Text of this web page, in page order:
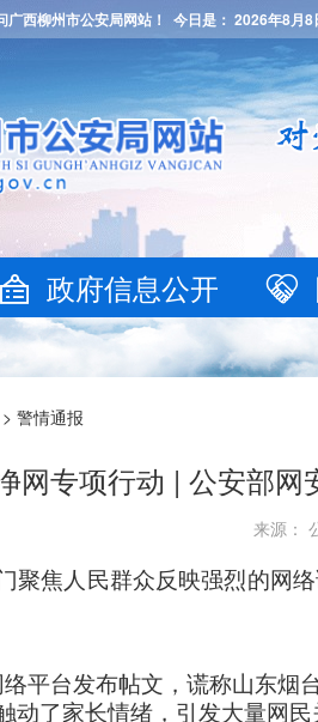
广西柳州市公安局网站！ 今日是： 2026年8月
政府信息公开
> 警情通报
网专项行动 | 公安部网
来源：
聚焦人民群众反映强烈的网
平台发布帖文，谎称山东烟
动了家长情绪，引发大量网民